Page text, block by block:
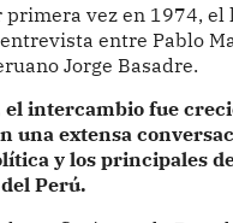
primera vez en 1974, el
entre Pablo
Jorge Basadre.
el intercambio fue
una extensa
y los principales
Perú.